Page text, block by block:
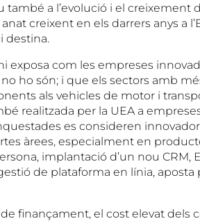
també a l’evolució i el creixement
creixent en els darrers anys a
destina.
exposa com les empreses
ho són; i que els sectors amb
als vehicles de motor i
realitzada per la UEA a
es consideren
àrees, especialment en
implantació d’un nou CRM,
de plataforma en línia, aposta
finançament, el cost elevat dels